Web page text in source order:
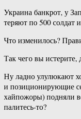
Украина банкрот, у
теряют по 500 солдат
Что изменилось?
Так чего вы
Ну ладно улулюкают
и позиционирующие
хайпожоры) подняли
палитесь-то?